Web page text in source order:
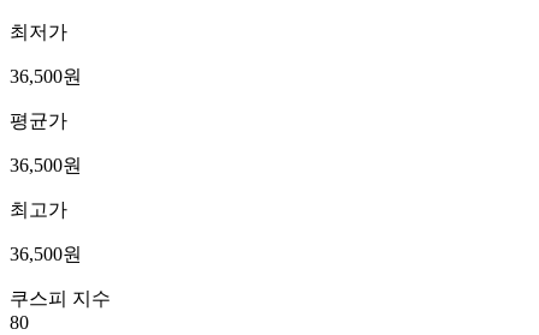
최저가
36,500원
평균가
36,500원
최고가
36,500원
쿠스피 지수
80